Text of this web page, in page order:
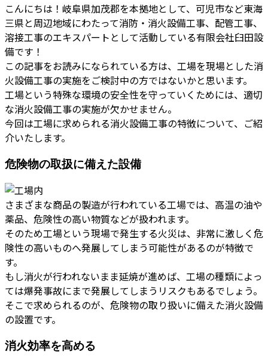
こんにちは！岐阜県加茂郡を本拠地として、可児市など東海
三県と周辺地域にわたって消防・消火設備工事、配管工事、
溶接工事のエキスパートとして活動している有限会社臼田設
備です！
この記事をお読みになられている方は、工場を現場とした消
火設備工事の実施をご検討中の方ではないかと思います。
工場という特殊な環境の安全性を守っていくためには、適切
な消火設備工事の実施が欠かせません。
今回は工場に求められる消火設備工事の特徴について、ご紹
介いたします。
危険物の取扱に備えた設備
さまざまな商品の製造が行われている工場では、高温の油や
薬品、危険性の高い物質などが扱われます。
そのため工場という現場で発生する火災は、非常に激しく危
険性の高いものへ発展してしまう可能性があるのが特徴で
す。
もし消火が行われないまま延焼が進めば、工場の種類によっ
ては爆発事故にまで発展してしまうリスクもあるでしょう。
そこで求められるのが、危険物の取り扱いに備えた消火設備
の設置です。
消火効率を高める